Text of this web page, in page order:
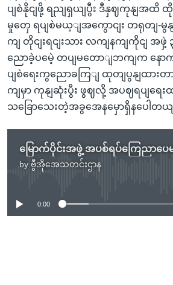
ပျစဲနိုငျဖို့ ရညျရှယျပွီး ဒီနှဈကုနျအထိ
မှုတှေ ရပျစဲမယ့ျအကွောငျး တရုတျ-မွန
ကျ တိုငျးရငျးသား လကျနကျကိုငျ အ
ညောခဲ့ပမေဲ့ တပျမတောျဘကျက နော
ပျစဲရေးကွညောခကြျ ထုတျပွနျထားတ
ကျမှာ ကုနျဆုံးပွီး ဖွဈလို့ အပဈရပျရေး
သခြောသေးတဲ့အခွအေနမှောရှိနပေါတယ
by ဗွီအိုအေသတင်းဌာန
No media source
0:00